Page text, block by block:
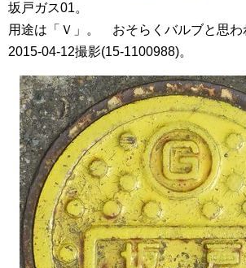
坂戸ガス01。
用途は「Ｖ」。 おそらくバルブと思わ
2015-04-12撮影(15-1100988)。